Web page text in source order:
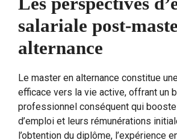
salariale post-
alternance
Le master en alternance constitue
efficace vers la vie active, offrant un
professionnel conséquent qui
d’emploi et leurs rémunérations
l’obtention du diplôme, l’expérience